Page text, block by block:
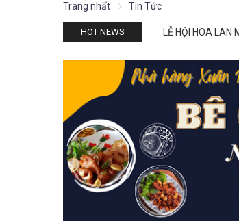
Trang nhất Tin Tức
HOT NEWS LỄ HỘI HOA LAN